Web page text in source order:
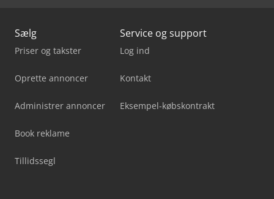
Sælg
Priser og takster
Oprette annoncer
Administrer annoncer
Book reklame
Tillidssegl
Service og support
Log ind
Kontakt
Eksempel-købskontrakt